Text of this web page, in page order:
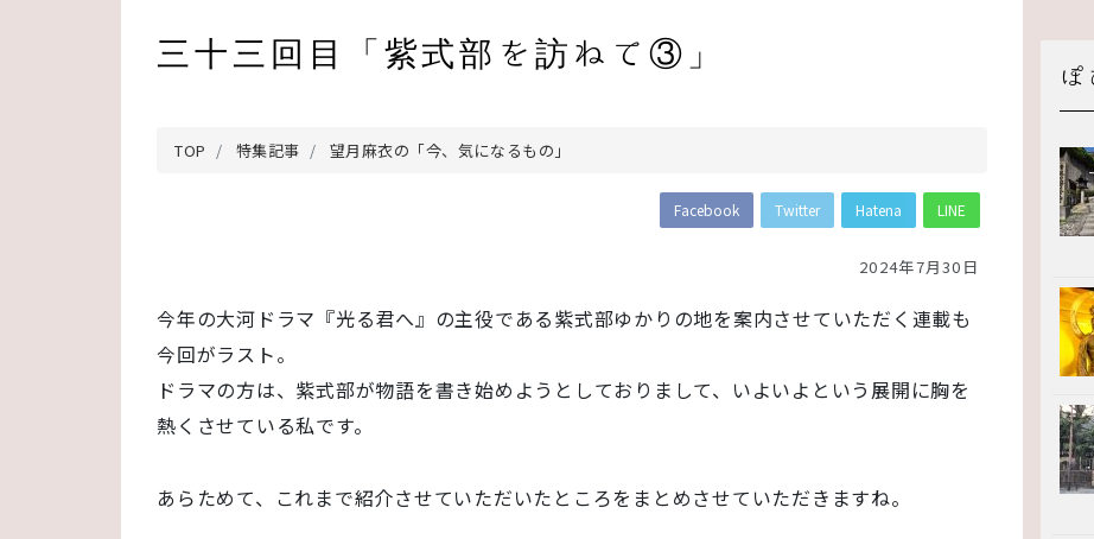
三十三回目「紫式部を訪ねて③」
TOP 特集記事 望月麻衣の「今、気になるもの」
Facebook Twitter Hatena LINE
2024年7月30日
今年の大河ドラマ『光る君へ』の主役である紫式部ゆかりの地を案内させていただく連載も
今回がラスト。
ドラマの方は、紫式部が物語を書き始めようとしておりまして、いよいよという展開に胸を
熱くさせている私です。
あらためて、これまで紹介させていただいたところをまとめさせていただきますね。